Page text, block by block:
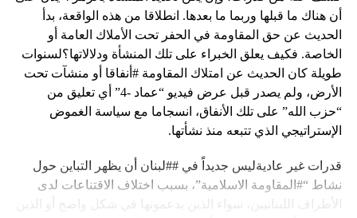
أن هناك ما قبلها وربما ما بعدها. انطلاقا من هذه الواقعة، بدأ
الحديث عن حق المقاومة في الحفر تحت الأملاك العامة أو
الخاصة. فكيف يعلق الخبراء على تلك المنشأة ودلالاتها؟لسنوات
طويلة كان الحديث عن امتلاك المقاومة #أنفاقا أو منشآت تحت
الأرض، ولم يصدر قبل عرض فيديو “عماد -4” أي تعليق من
“حزب الله” على تلك الأنفاق، انسجاما مع سياسة الغموض
الإستراتيجي الذي تتبعه منذ نشأتها.
قدرات غير عاديةليس جديداً في ##لبنان أن يظهر التباين حول
نشاط “#المقاومة الاسلامية”، بسبب اختلاف الاقتناعات لدى
الأطراف اللبنانيين، سواء الذين يدعمونها في شكل واضح أو الذين